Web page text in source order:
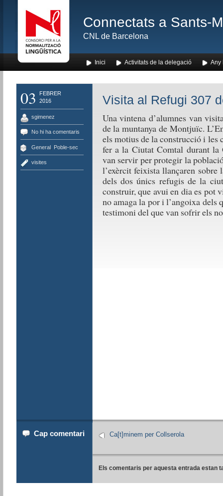
Connectats a Sants-
CNL de Barcelona
Inici Activitats de la delegació Any
03
FEBRER
2016
sgimenez
No hi ha comentaris
General, Poble-sec
visites
Visita al Refugi 307
Una vintena d’alumnes van
de la muntanya de Montjuïc.
els motius de la construcció i les
fer a la Ciutat Comtal durant la
van servir per protegir la
l’exèrcit feixista llançaren
dels dos únics refugis de la
construir, que avui en dia es pot
no amaga la por i l’angoixa dels
testimoni del que van sofrir els
Cap comentari Ca[t]minem per Collserola
Els comentaris per aquesta entrada estan